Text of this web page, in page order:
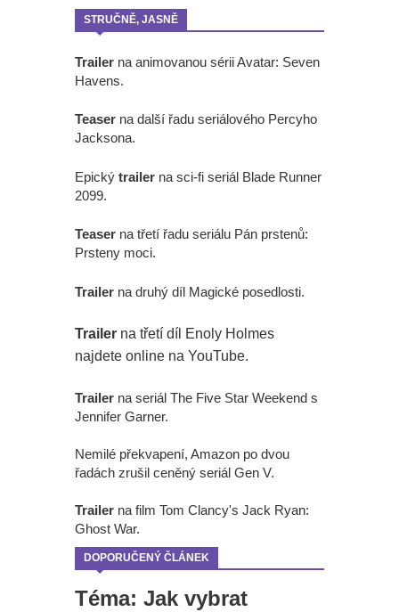
STRUČNĚ, JASNĚ
Trailer na animovanou sérii Avatar: Seven
Havens.
Teaser na další řadu seriálového Percyho
Jacksona.
Epický trailer na sci-fi seriál Blade Runner
2099.
Teaser na třetí řadu seriálu Pán prstenů:
Prsteny moci.
Trailer na druhý díl Magické posedlosti.
Trailer na třetí díl Enoly Holmes
najdete online na YouTube.
Trailer na seriál The Five Star Weekend s
Jennifer Garner.
Nemilé překvapení, Amazon po dvou
řadách zrušil ceněný seriál Gen V.
Trailer na film Tom Clancy's Jack Ryan:
Ghost War.
DOPORUČENÝ ČLÁNEK
Téma: Jak vybrat